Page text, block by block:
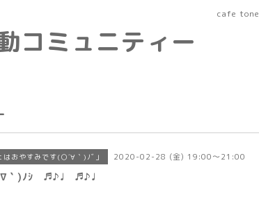
cafe tone
コミュニティー
はおやすみです(○´∀｀)ﾉﾞ」 2020-02-28 (金) 19:00～21:00
｀)ﾉｼ ♬♪♩ ♬♪♩